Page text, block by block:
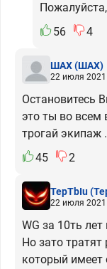
56
4
ШАХ(ШАХ)
22 июля 2021
Остановитесь
это ты во всем
трогай экипаж
45
2
TepTbIu
22 июля 2021
WG за 10ть
Но зато
который имеет